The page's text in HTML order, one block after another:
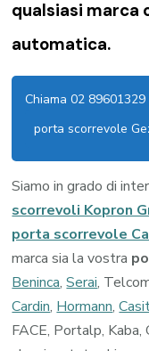
qualsiasi marca
automatica.
Chiama 02
porta scorrevole
Siamo in grado di
scorrevoli Kopron
porta scorrevole
marca sia la vostra
Beninca,Serai,
Cardin, Hormann,
FACE, Portalp, Kaba,